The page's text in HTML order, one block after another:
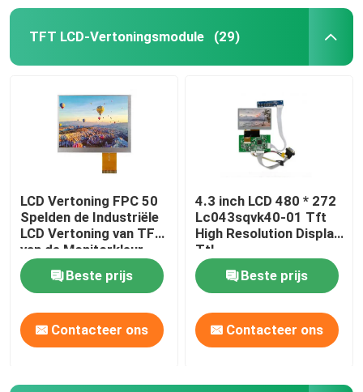
TFT LCD-Vertoningsmodule (29)
LCD Vertoning FPC 50
Spelden de Industriële
LCD Vertoning van TFT
van de Monitorkleur
Beste prijs
Contacteer ons
4.3 inch LCD 480 * 272
Lc043sqvk40-01 Tft
High Resolution Display
Ttl
Beste prijs
Contacteer ons